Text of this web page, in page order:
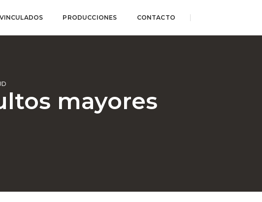
PRODUCCIONES CONTACTO
mayores